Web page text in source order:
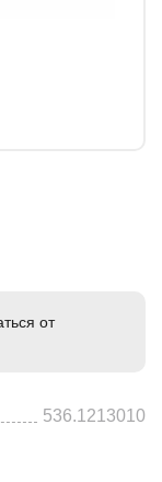
от
536.1213010